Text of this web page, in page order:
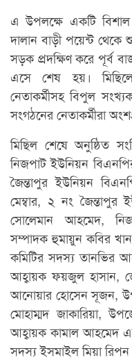
এ উপলক্ষে একটি
দালান বাড়ী পয়েন্ট থেকে
সড়ক প্রদক্ষিণ করে পূর্ব
এসে শেষ হয়।
নেতাকর্মীসহ বিপুল
সংগঠনের নেতাকর্মীরা
মিছিল শেষে অনুষ্ঠিত
নিজপাট ইউনিয়ন
জৈন্তাপুর ইউনিয়ন
মেম্বার, ২ নং জৈন্তাপুর
সোলেমান আহমেদ,
সম্পাদক হুমায়ুন কবির
কমিটির সদস্য তানভির
আহ্বায়ক ফয়জুল হাসান,
আনোয়ার হোসেন সূজন,
মোহাম্মদ জাকারিয়া,
আহ্বায়ক কামাল আহমেদ
সদস্য ইসমাইল মিয়া